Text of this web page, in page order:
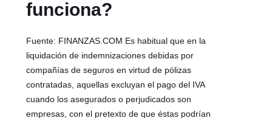
funciona?
Fuente: FINANZAS.COM Es habitual que en la
liquidación de indemnizaciones debidas por
compañías de seguros en virtud de pólizas
contratadas, aquellas excluyan el pago del IVA
cuando los asegurados o perjudicados son
empresas, con el pretexto de que éstas podrían